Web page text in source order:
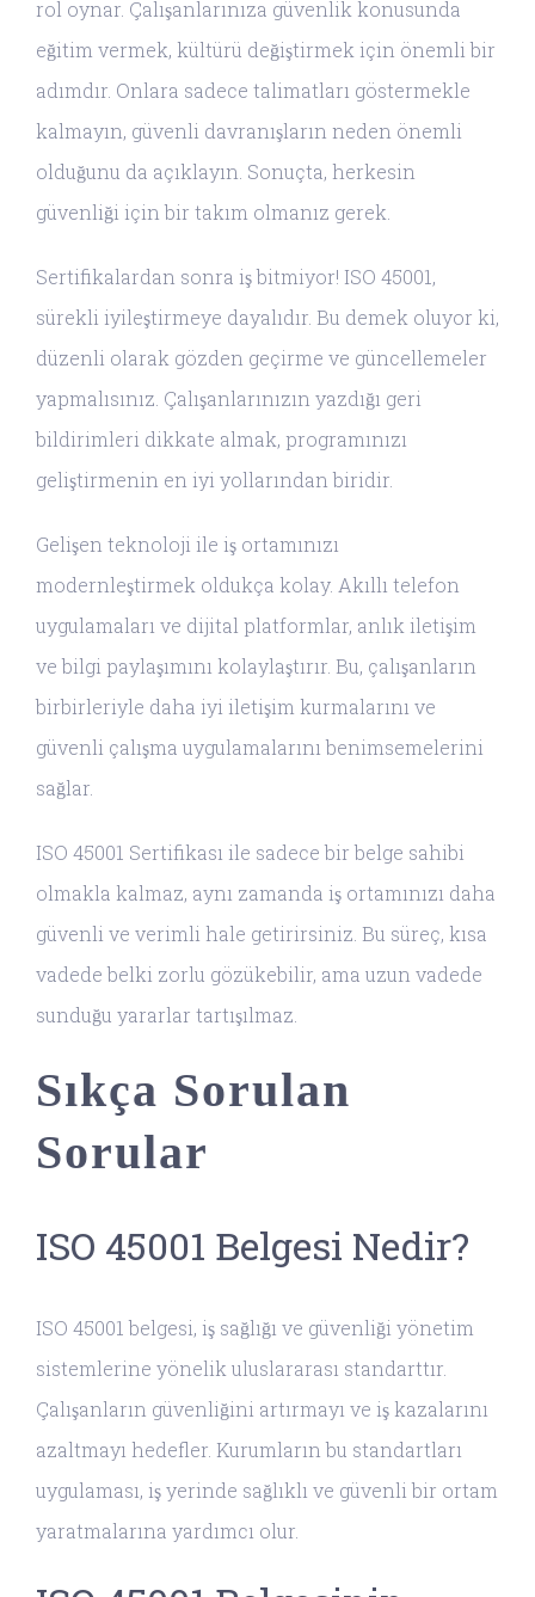
rol oynar. Çalışanlarınıza güvenlik konusunda
eğitim vermek, kültürü değiştirmek için önemli bir
adımdır. Onlara sadece talimatları göstermekle
kalmayın, güvenli davranışların neden önemli
olduğunu da açıklayın. Sonuçta, herkesin
güvenliği için bir takım olmanız gerek.
Sertifikalardan sonra iş bitmiyor! ISO 45001,
sürekli iyileştirmeye dayalıdır. Bu demek oluyor ki,
düzenli olarak gözden geçirme ve güncellemeler
yapmalısınız. Çalışanlarınızın yazdığı geri
bildirimleri dikkate almak, programınızı
geliştirmenin en iyi yollarından biridir.
Gelişen teknoloji ile iş ortamınızı
modernleştirmek oldukça kolay. Akıllı telefon
uygulamaları ve dijital platformlar, anlık iletişim
ve bilgi paylaşımını kolaylaştırır. Bu, çalışanların
birbirleriyle daha iyi iletişim kurmalarını ve
güvenli çalışma uygulamalarını benimsemelerini
sağlar.
ISO 45001 Sertifikası ile sadece bir belge sahibi
olmakla kalmaz, aynı zamanda iş ortamınızı daha
güvenli ve verimli hale getirirsiniz. Bu süreç, kısa
vadede belki zorlu gözükebilir, ama uzun vadede
sunduğu yararlar tartışılmaz.
Sıkça Sorulan
Sorular
ISO 45001 Belgesi Nedir?
ISO 45001 belgesi, iş sağlığı ve güvenliği yönetim
sistemlerine yönelik uluslararası standarttır.
Çalışanların güvenliğini artırmayı ve iş kazalarını
azaltmayı hedefler. Kurumların bu standartları
uygulaması, iş yerinde sağlıklı ve güvenli bir ortam
yaratmalarına yardımcı olur.